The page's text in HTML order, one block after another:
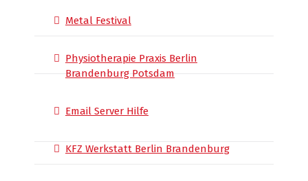
Metal Festival
Physiotherapie Praxis Berlin
Brandenburg Potsdam
Email Server Hilfe
KFZ Werkstatt Berlin Brandenburg